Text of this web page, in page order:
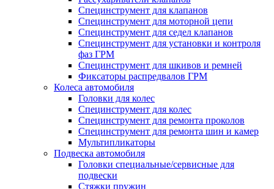
Специнструмент для клапанов
Специнструмент для моторной цепи
Специнструмент для седел клапанов
Специнструмент для установки и контроля
фаз ГРМ
Специнструмент для шкивов и ремней
Фиксаторы распредвалов ГРМ
Колеса автомобиля
Головки для колес
Специнструмент для колес
Специнструмент для ремонта проколов
Специнструмент для ремонта шин и камер
Мультипликаторы
Подвеска автомобиля
Головки специальные/сервисные для
подвески
Стяжки пружин